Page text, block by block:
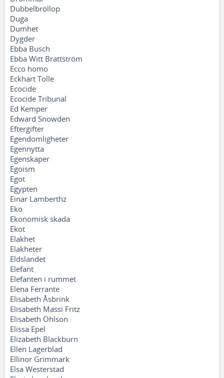
Dubbelbröllop
Duga
Dumhet
Dygder
Ebba Busch
Ebba Witt Brattström
Ecco homo
Eckhart Tolle
Ecocide
Ecocide Tribunal
Ed Kemper
Edward Snowden
Eftergifter
Egendomligheter
Egennytta
Egenskaper
Egoism
Egot
Egypten
Einar Lamberthz
Eko
Ekonomisk skada
Ekot
Elakhet
Elakheter
Eldslandet
Elefant
Elefanten i rummet
Elena Ferrante
Elisabeth Åsbrink
Elisabeth Massi Fritz
Elisabeth Ohlson
Elissa Epel
Elizabeth Blackburn
Ellen Lagerblad
Ellinor Grimmark
Elsa Westerstad